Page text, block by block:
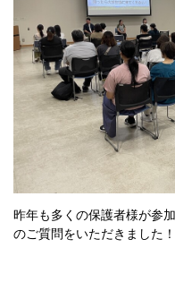
昨年も多くの保護者様が参
のご質問をいただきました！